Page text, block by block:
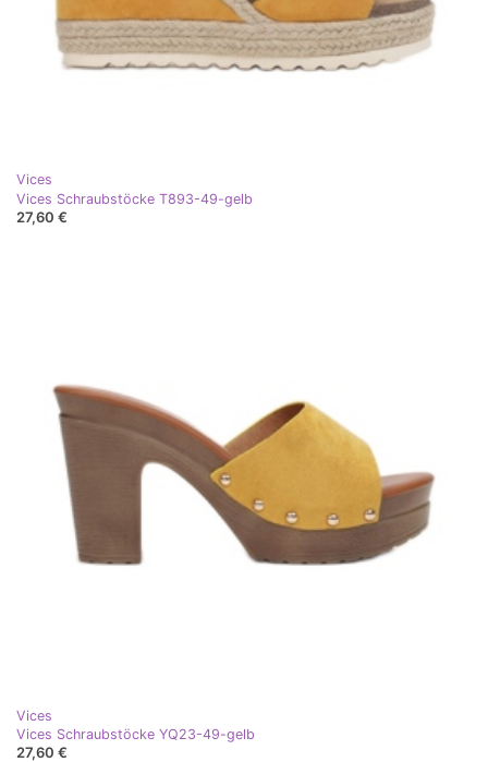
Vices
Vices Schraubstöcke T893-49-gelb
27,60 €
Vices
Vices Schraubstöcke YQ23-49-gelb
27,60 €